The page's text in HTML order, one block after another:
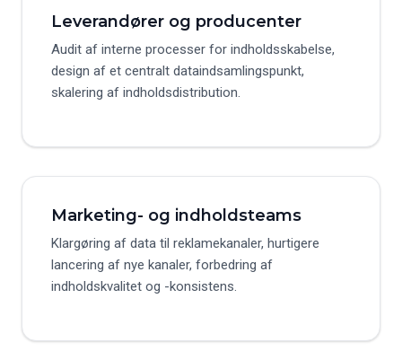
Leverandører og producenter
Audit af interne processer for indholdsskabelse,
design af et centralt dataindsamlingspunkt,
skalering af indholdsdistribution.
Marketing- og indholdsteams
Klargøring af data til reklamekanaler, hurtigere
lancering af nye kanaler, forbedring af
indholdskvalitet og -konsistens.